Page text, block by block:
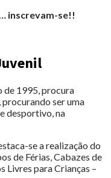
inscrevam-se!!
de 1995, procura
ser uma
desportivo, na
se a realização do
de Férias, Cabazes de
Livres para Crianças –